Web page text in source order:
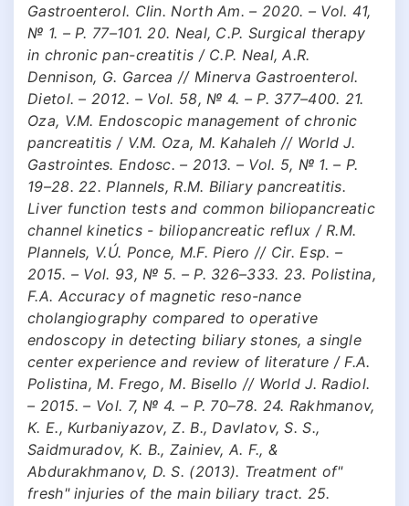
Gastroenterol. Clin. North Am. – 2020. – Vol. 41,
№ 1. – P. 77–101. 20. Neal, C.P. Surgical therapy
in chronic pan-creatitis / C.P. Neal, A.R.
Dennison, G. Garcea // Minerva Gastroenterol.
Dietol. – 2012. – Vol. 58, № 4. – P. 377–400. 21.
Oza, V.M. Endoscopic management of chronic
pancreatitis / V.M. Oza, M. Kahaleh // World J.
Gastrointes. Endosc. – 2013. – Vol. 5, № 1. – P.
19–28. 22. Plannels, R.M. Biliary pancreatitis.
Liver function tests and common biliopancreatic
channel kinetics - biliopancreatic reflux / R.M.
Plannels, V.Ú. Ponce, M.F. Piero // Cir. Esp. –
2015. – Vol. 93, № 5. – P. 326–333. 23. Polistina,
F.A. Accuracy of magnetic reso-nance
cholangiography compared to operative
endoscopy in detecting biliary stones, a single
center experience and review of literature / F.A.
Polistina, M. Frego, M. Bisello // World J. Radiol.
– 2015. – Vol. 7, № 4. – P. 70–78. 24. Rakhmanov,
K. E., Kurbaniyazov, Z. B., Davlatov, S. S.,
Saidmuradov, K. B., Zainiev, A. F., &
Abdurakhmanov, D. S. (2013). Treatment of"
fresh" injuries of the main biliary tract. 25.